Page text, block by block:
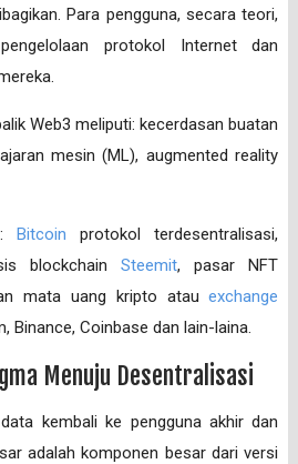
Para pengguna, secara teori,
protokol Internet dan
Web3 meliputi: kecerdasan buatan
mesin (ML), augmented reality
Bitcoin protokol terdesentralisasi,
blockchainSteemit, pasar NFT
mata uang kripto atauexchange
Binance, Coinbase dan lain-laina.
Menuju Desentralisasi
kembali ke pengguna akhir dan
adalah komponen besar dari versi